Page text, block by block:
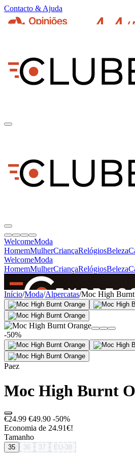
Contacto & Ajuda
WelcomeModa
HomemMulherCriançaRelógiosBeleza
WelcomeModa
HomemMulherCriançaRelógiosBeleza
SINCE 2005
+de 36.000 reviews
Início/Moda/Alpercatas/Moc High
-50%
Paez
Moc High Burnt
€24.99 €49.90 -50%
Economia de 24.91€!
Tamanho
35 36 37 EU-38